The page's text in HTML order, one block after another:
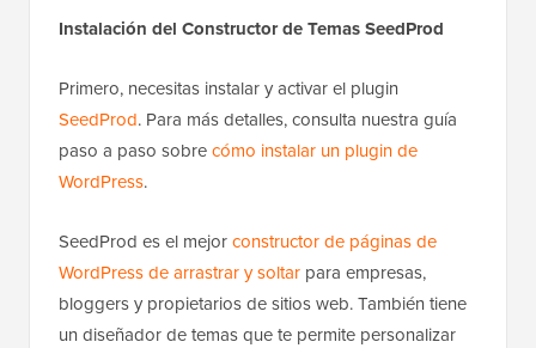
Instalación del Constructor de Temas SeedProd
Primero, necesitas instalar y activar el plugin
SeedProd. Para más detalles, consulta nuestra guía
paso a paso sobrecómo instalar un plugin de
WordPress.
SeedProd es el mejorconstructor de páginas de
WordPress de arrastrar y soltar para empresas,
bloggers y propietarios de sitios web. También tiene
un diseñador de temas que te permite personalizar